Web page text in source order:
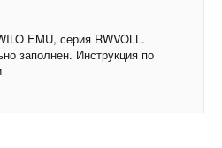
EMU, серия RWVOLL.
заполнен. Инструкция по